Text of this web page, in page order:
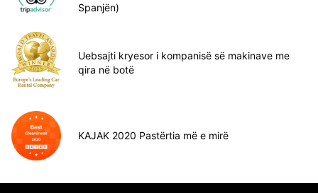
Spanjën)
Uebsajti kryesor i kompanisë së makinave me
qira në botë
KAJAK 2020 Pastërtia më e mirë